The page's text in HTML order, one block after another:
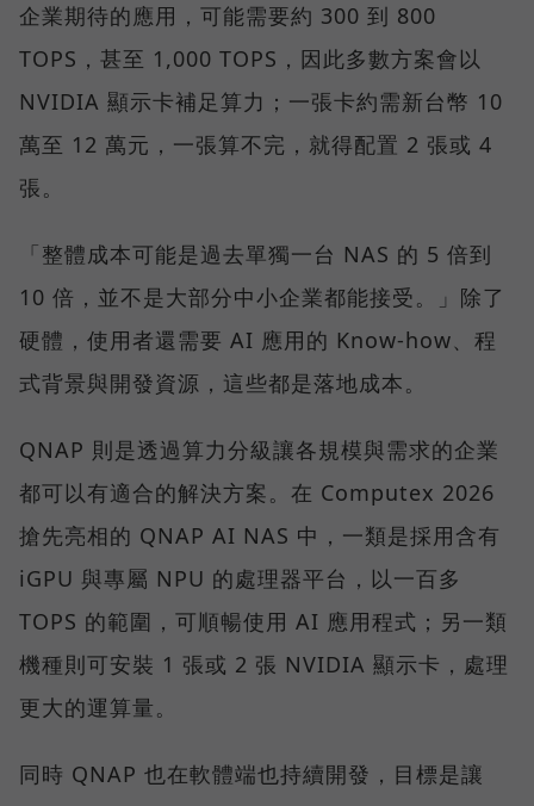
企業期待的應用，可能需要約 300 到 800
TOPS，甚至 1,000 TOPS，因此多數方案會以
NVIDIA 顯示卡補足算力；一張卡約需新台幣 10
萬至 12 萬元，一張算不完，就得配置 2 張或 4
張。
「整體成本可能是過去單獨一台 NAS 的 5 倍到
10 倍，並不是大部分中小企業都能接受。」除了
硬體，使用者還需要 AI 應用的 Know-how、程
式背景與開發資源，這些都是落地成本。
QNAP 則是透過算力分級讓各規模與需求的企業
都可以有適合的解決方案。在 Computex 2026
搶先亮相的 QNAP AI NAS 中，一類是採用含有
iGPU 與專屬 NPU 的處理器平台，以一百多
TOPS 的範圍，可順暢使用 AI 應用程式；另一類
機種則可安裝 1 張或 2 張 NVIDIA 顯示卡，處理
更大的運算量。
同時 QNAP 也在軟體端也持續開發，目標是讓